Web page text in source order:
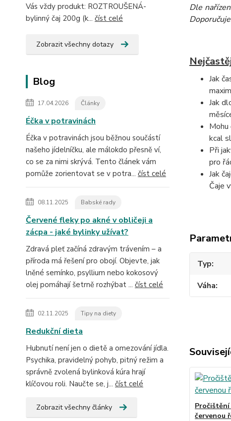
Vás vždy produkt: ROZTROUŠENÁ-
bylinný čaj 200g (k... číst celé
Zobrazit všechny dotazy
Blog
17.04.2026 Články
Éčka v potravinách
Éčka v potravinách jsou běžnou součástí
našeho jídelníčku, ale málokdo přesně ví,
co se za nimi skrývá. Tento článek vám
pomůže zorientovat se v potra... číst celé
08.11.2025 Babské rady
Červené fleky po akné v obličeji a
zácpa - jaké bylinky užívat?
Zdravá pleť začíná zdravým trávením – a
příroda má řešení pro obojí. Objevte, jak
lněné semínko, psyllium nebo kokosový
olej pomáhají šetrně rozhýbat ... číst celé
02.11.2025 Tipy na diety
Redukční dieta
Hubnutí není jen o dietě a omezování jídla.
Psychika, pravidelný pohyb, pitný režim a
správně zvolená bylinková kúra hrají
klíčovou roli. Naučte se, j... číst celé
Zobrazit všechny články
Dle
Jak
Jak
kcal
Při
pro
Jak
Čaje
Typ
Váha
Pročištění
červenou